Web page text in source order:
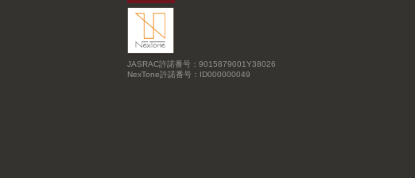
JASRAC許諾番号：9015879001Y38026
NexTone許諾番号：ID000000049